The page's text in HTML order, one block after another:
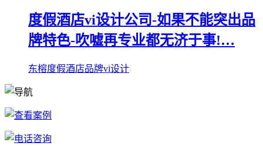
度假酒店vi设计公司-如果不能突出品
牌特色-吹嘘再专业都无济于事!…
东榕度假酒店品牌vi设计